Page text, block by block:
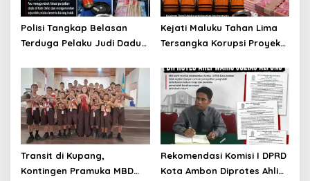
Polisi Tangkap Belasan
Terduga Pelaku Judi Dadu
Setoran Rp5 Juta dan
Selisih Barang Bukti
Kejati Maluku Tahan Lima
Tersangka Korupsi Proyek
Miliar
Transit di Kupang,
Kontingen Pramuka MBD
Rekomendasi Komisi I DPRD
Kota Ambon Diprotes Ahli